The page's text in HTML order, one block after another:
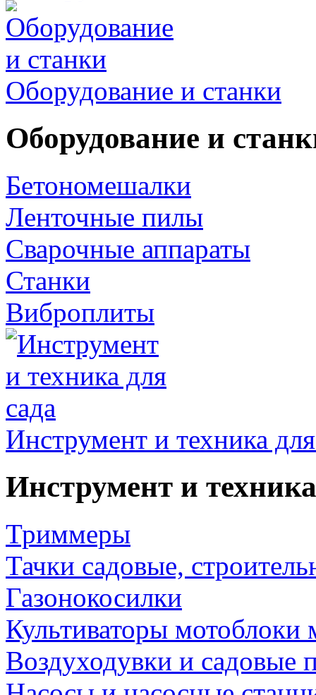
Оборудование и станки
Оборудование и
Бетономешалки
Ленточные пилы
Сварочные аппараты
Станки
Виброплиты
Инструмент и техника
Инструмент и
Триммеры
Тачки садовые,
Газонокосилки
Культиваторы мотоблоки
Воздуходувки и садовые